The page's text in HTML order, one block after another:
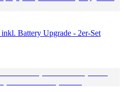
Battery Upgrade - 2er-Set